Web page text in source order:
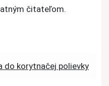
čitateľom.
do korytnačej polievky